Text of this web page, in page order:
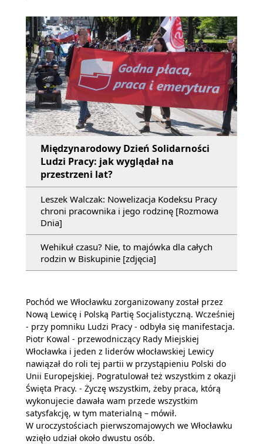
Międzynarodowy Dzień Solidarności
Ludzi Pracy: jak wyglądał na
przestrzeni lat?
Leszek Walczak: Nowelizacja Kodeksu Pracy
chroni pracownika i jego rodzinę [Rozmowa
Dnia]
Wehikuł czasu? Nie, to majówka dla całych
rodzin w Biskupinie [zdjęcia]
Pochód we Włocławku zorganizowany został przez
Nową Lewicę i Polską Partię Socjalistyczną. Wcześniej
- przy pomniku Ludzi Pracy - odbyła się manifestacja.
Piotr Kowal - przewodniczący Rady Miejskiej
Włocławka i jeden z liderów włocławskiej Lewicy
nawiązał do roli tej partii w przystąpieniu Polski do
Unii Europejskiej. Pogratulował też wszystkim z okazji
Święta Pracy. - Życzę wszystkim, żeby praca, którą
wykonujecie dawała wam przede wszystkim
satysfakcję, w tym materialną – mówił.
W uroczystościach pierwszomajowych we Włocławku
wzięło udział około dwustu osób.